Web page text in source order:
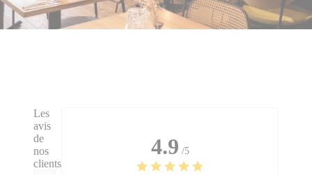
Les
avis
de
nos
clients
4.9 /5